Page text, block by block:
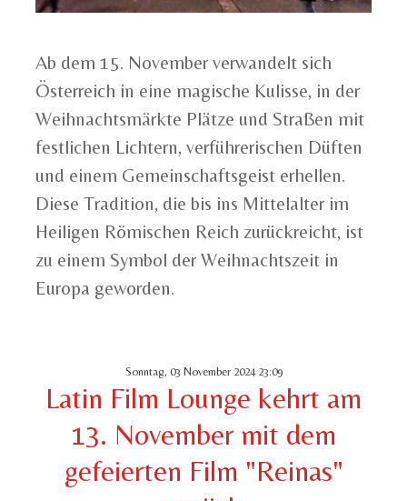
Ab dem 15. November verwandelt sich
Österreich in eine magische Kulisse, in der
Weihnachtsmärkte Plätze und Straßen mit
festlichen Lichtern, verführerischen Düften
und einem Gemeinschaftsgeist erhellen.
Diese Tradition, die bis ins Mittelalter im
Heiligen Römischen Reich zurückreicht, ist
zu einem Symbol der Weihnachtszeit in
Europa geworden.
Sonntag, 03 November 2024 23:09
Latin Film Lounge kehrt am
13. November mit dem
gefeierten Film "Reinas"